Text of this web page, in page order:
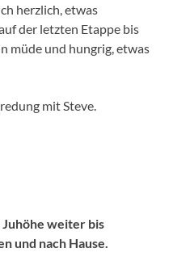
herzlich, etwas
der letzten Etappe bis
müde und hungrig, etwas
mit Steve.
Juhöhe weiter bis
und nach Hause.